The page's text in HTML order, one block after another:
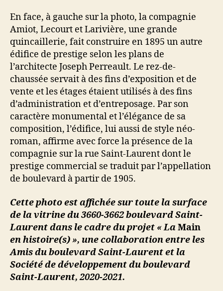
En face, à gauche sur la photo, la compagnie
Amiot, Lecourt et Larivière, une grande
quincaillerie, fait construire en 1895 un autre
édifice de prestige selon les plans de
l’architecte Joseph Perreault. Le rez-de-
chaussée servait à des fins d’exposition et de
vente et les étages étaient utilisés à des fins
d’administration et d’entreposage. Par son
caractère monumental et l’élégance de sa
composition, l’édifice, lui aussi de style néo-
roman, affirme avec force la présence de la
compagnie sur la rue Saint-Laurent dont le
prestige commercial se traduit par l’appellation
de boulevard à partir de 1905.
Cette photo est affichée sur toute la surface
de la vitrine du3660-3662 boulevard Saint-
Laurent dans le cadre du projet « La Main
en histoire(s) », une collaboration entre les
Amis du boulevard Saint-Laurent et la
Société de développement du boulevard
Saint-Laurent, 2020-2021.